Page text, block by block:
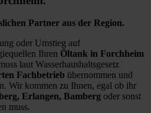
Partner aus der Region.
oder Umstieg auf
Ihren Öltank in Forchheim
laut Wasserhaushaltsgesetz
Fachbetrieb übernommen und
Wir kommen zu Ihnen, egal ob ihr
Erlangen, Bamberg oder sonst
muss.